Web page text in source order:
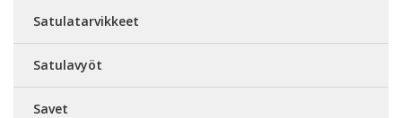
Satulatarvikkeet
Satulavyöt
Savet